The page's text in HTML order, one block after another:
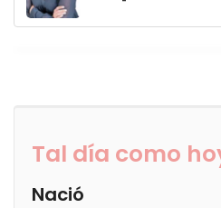
Tal día como
Nació